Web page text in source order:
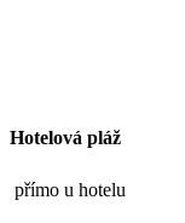
Hotelová pláž
přímo u hotelu